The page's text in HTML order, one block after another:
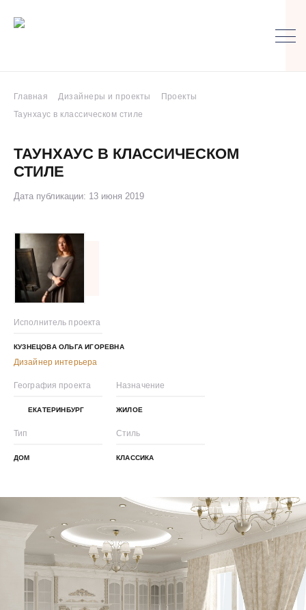
Главная Дизайнеры и проекты
Проекты
Таунхаус в классическом стиле
ТАУНХАУС В КЛАССИЧЕСКОМ
СТИЛЕ
Дата публикации: 13 июня 2019
Исполнитель проекта
КУЗНЕЦОВА ОЛЬГА ИГОРЕВНА
Дизайнер интерьера
География проекта
ЕКАТЕРИНБУРГ
Назначение
ЖИЛОЕ
Тип
ДОМ
Стиль
КЛАССИКА